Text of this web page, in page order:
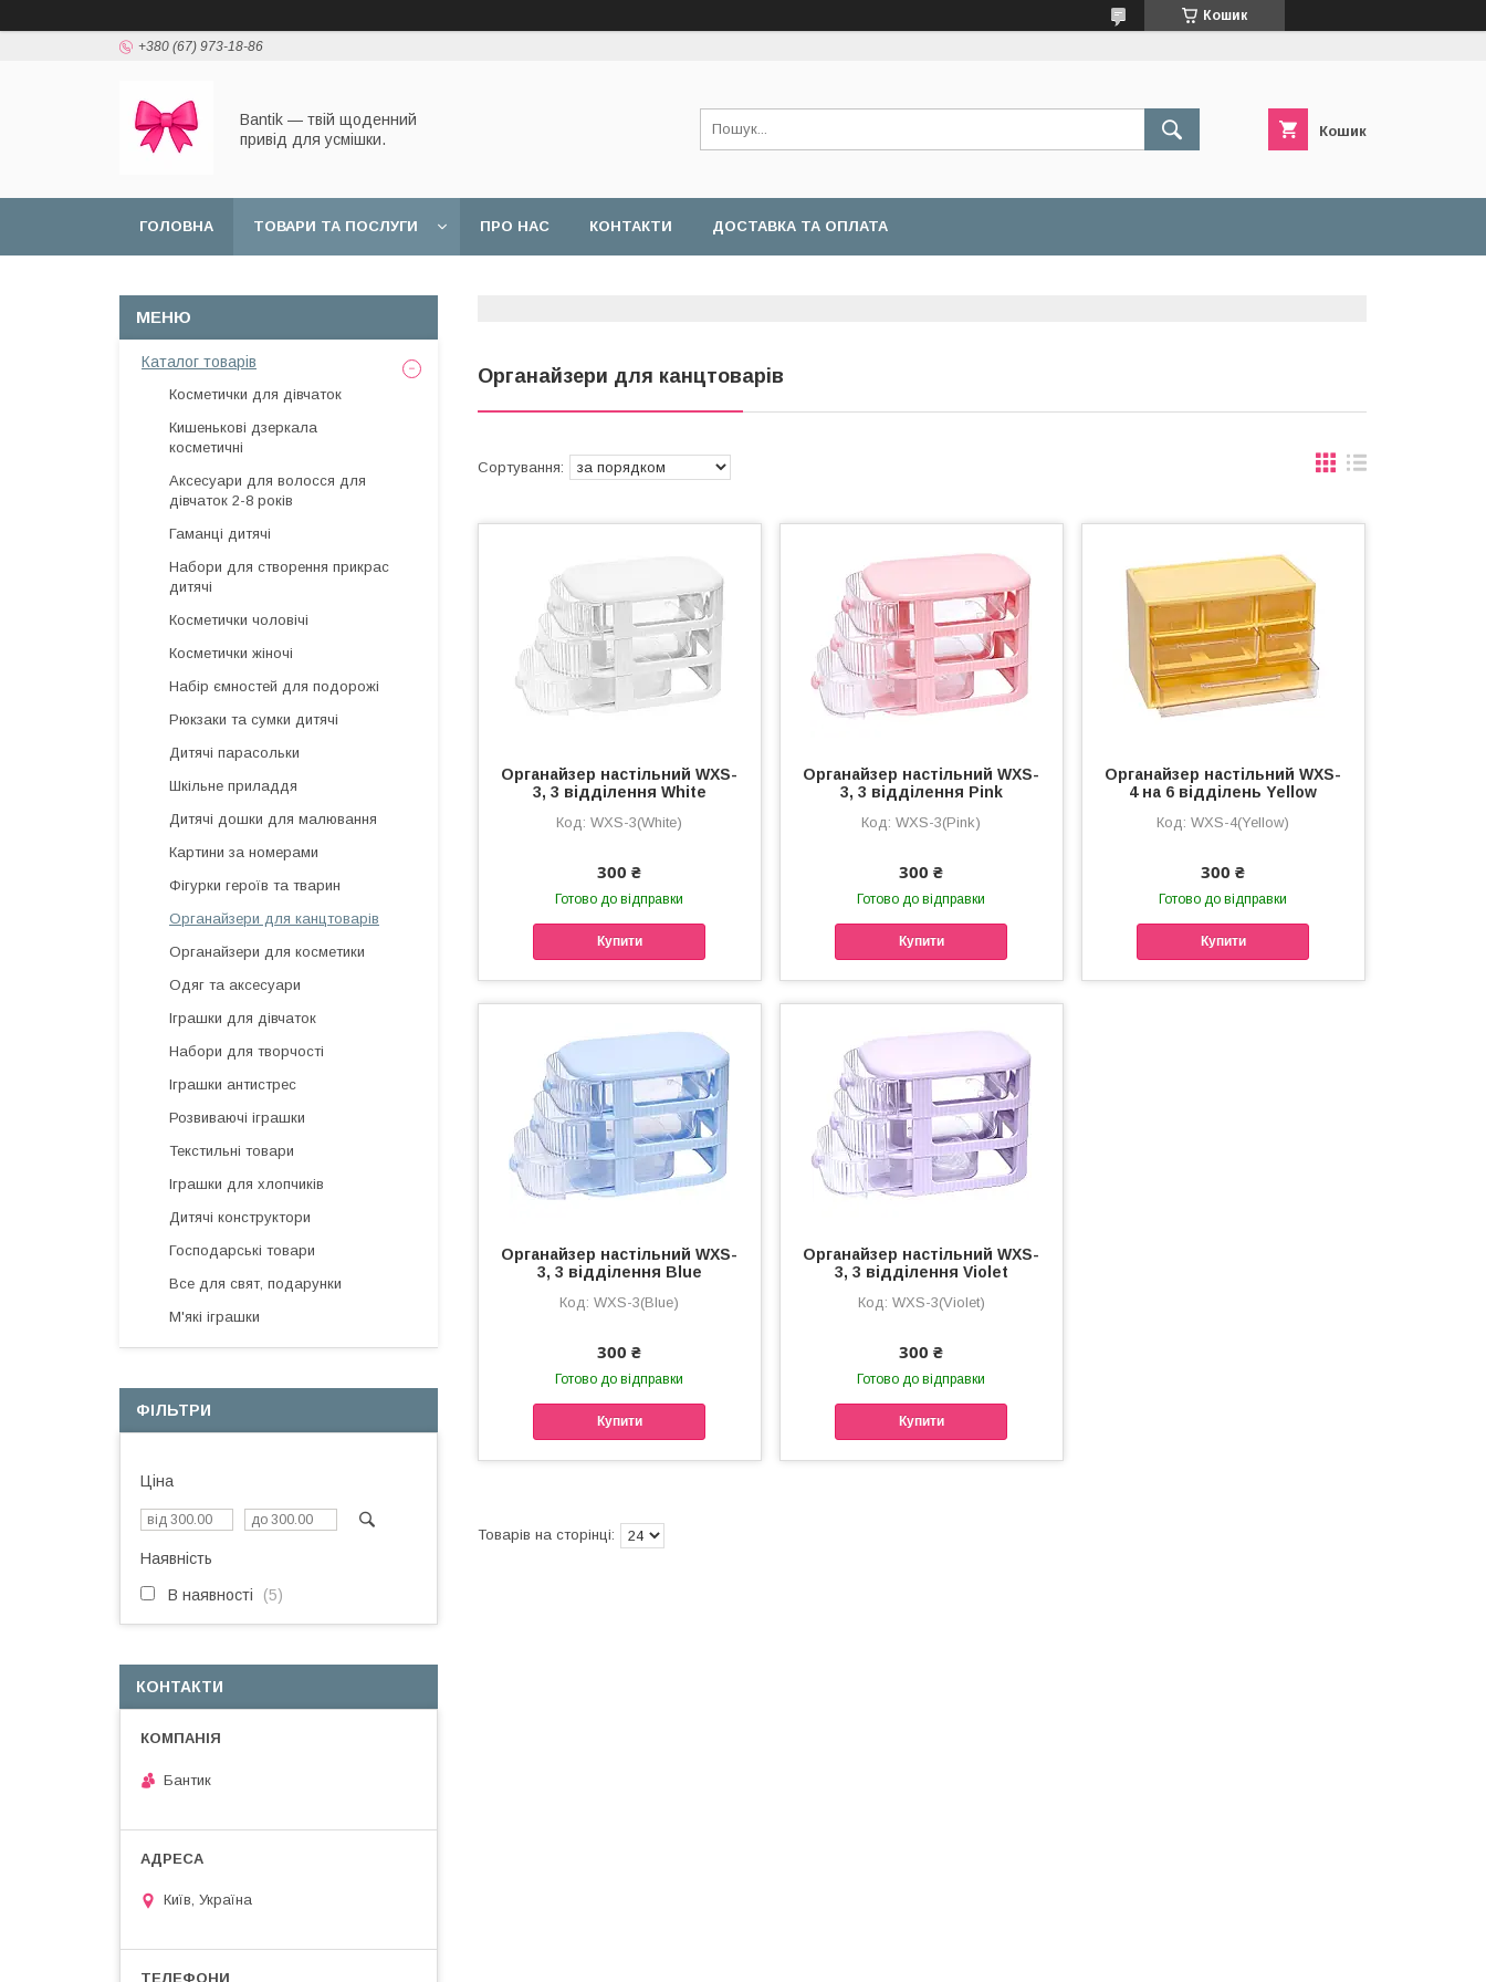
Кошик
+380 (67) 973-18-86
Bantik — твій щоденний
привід для усмішки.
Кошик
ГОЛОВНА ТОВАРИ ТА ПОСЛУГИ ПРО НАС КОНТАКТИ ДОСТАВКА ТА ОПЛАТА
Органайзери для канцтоварів
Органайзер настільний WXS-
3, 3 відділення White
WXS-3(White)
300 ₴
Готово до відправки
Купити
Органайзер настільний WXS-
3, 3 відділення Pink
WXS-3(Pink)
300 ₴
Готово до відправки
Купити
Органайзер настільний WXS-
4 на 6 відділень Yellow
WXS-4(Yellow)
300 ₴
Готово до відправки
Купити
Органайзер настільний WXS-
3, 3 відділення Blue
WXS-3(Blue)
300 ₴
Готово до відправки
Купити
Органайзер настільний WXS-
3, 3 відділення Violet
WXS-3(Violet)
300 ₴
Готово до відправки
Купити
Каталог товарів
Косметички для дівчаток
Кишенькові дзеркала
косметичні
Аксесуари для волосся для
дівчаток 2-8 років
Гаманці дитячі
Набори для створення прикрас
дитячі
Косметички чоловічі
Косметички жіночі
Набір ємностей для подорожі
Рюкзаки та сумки дитячі
Дитячі парасольки
Шкільне приладдя
Дитячі дошки для малювання
Картини за номерами
Фігурки героїв та тварин
Органайзери для канцтоварів
Органайзери для косметики
Одяг та аксесуари
Іграшки для дівчаток
Набори для творчості
Іграшки антистрес
Розвиваючі іграшки
Текстильні товари
Іграшки для хлопчиків
Дитячі конструктори
Господарські товари
Все для свят, подарунки
М'які іграшки
ФІЛЬТРИ
Ціна
Наявність
В наявності 5
КОНТАКТИ
Бантик
Київ, Україна